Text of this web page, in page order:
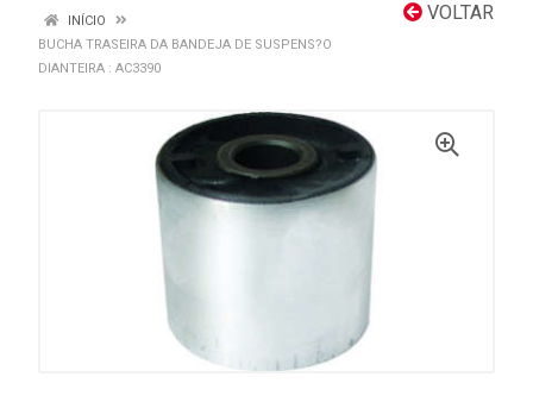
VOLTAR
INÍCIO
BUCHA TRASEIRA DA BANDEJA DE SUSPENS?O
DIANTEIRA : AC3390